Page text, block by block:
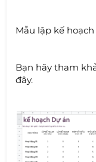
Mẫu lập kế
Bạn hãy tham
đây.